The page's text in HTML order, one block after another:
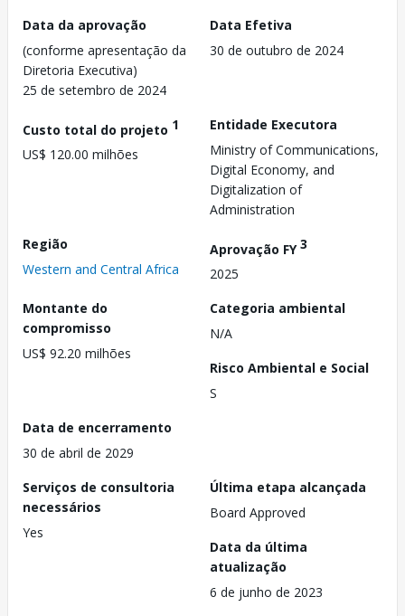
Data da aprovação
(conforme apresentação da
Diretoria Executiva)
25 de setembro de 2024
Data Efetiva
30 de outubro de 2024
Custo total do projeto 1
US$ 120.00 milhões
Entidade Executora
Ministry of Communications,
Digital Economy, and
Digitalization of
Administration
Região
Western and Central Africa
Aprovação FY3
2025
Montante do
compromisso
US$ 92.20 milhões
Categoria ambiental
N/A
Risco Ambiental e Social
S
Data de encerramento
30 de abril de 2029
Serviços de consultoria
necessários
Yes
Última etapa alcançada
Board Approved
Data da última
atualização
6 de junho de 2023